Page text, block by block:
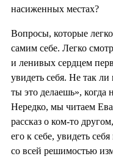
насиженных местах?
Вопросы, которые
самим себе. Легко
и ленивых сердцем
увидеть себя. Не так
ты это делаешь», когда
Нередко, мы читаем
рассказ о ком-то
его к себе, увидеть
со всей решимостью